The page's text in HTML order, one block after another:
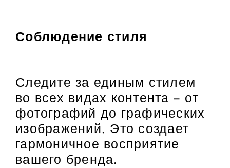
Соблюдение стиля
Следите за единым стилем
во всех видах контента – от
фотографий до графических
изображений. Это создает
гармоничное восприятие
вашего бренда.